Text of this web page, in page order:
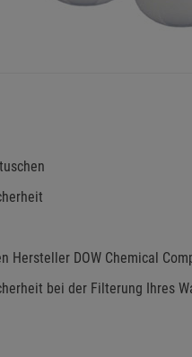
Hersteller DOW Chemical
bei der Filterung Ihres